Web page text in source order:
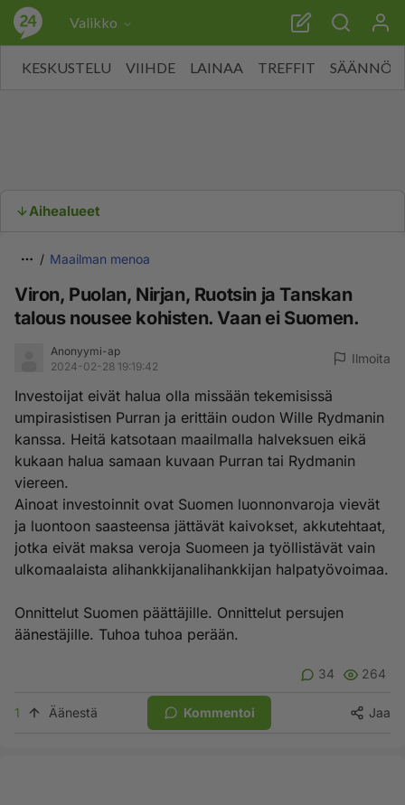
Valikko
KESKUSTELU VIIHDE LAINAA TREFFIT SÄÄNNÖT
Aihealueet
Maailman menoa
Viron, Puolan, Nirjan, Ruotsin ja Tanskan
talous nousee kohisten. Vaan ei Suomen.
Anonyymi-ap
2024-02-28 19:19:42
Ilmoita
Investoijat eivät halua olla missään tekemisissä
umpirasistisen Purran ja erittäin oudon Wille Rydmanin
kanssa. Heitä katsotaan maailmalla halveksuen eikä
kukaan halua samaan kuvaan Purran tai Rydmanin
viereen.
Ainoat investoinnit ovat Suomen luonnonvaroja vievät
ja luontoon saasteensa jättävät kaivokset, akkutehtaat,
jotka eivät maksa veroja Suomeen ja työllistävät vain
ulkomaalaista alihankkijanalihankkijan halpatyövoimaa.
Onnittelut Suomen päättäjille. Onnittelut persujen
äänestäjille. Tuhoa tuhoa perään.
34 264
1 Äänestä Kommentoi Jaa